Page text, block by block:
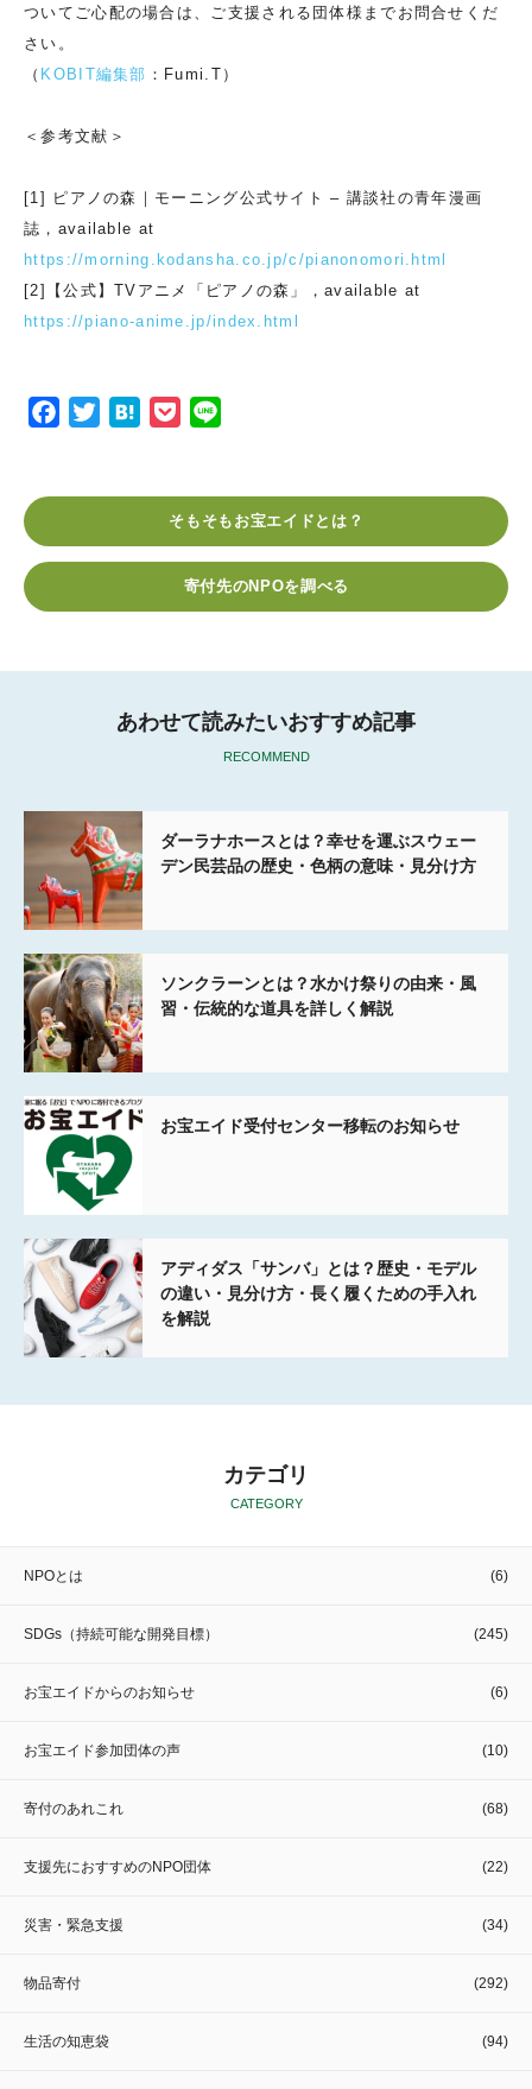
ついてご心配の場合は、ご支援される団体様までお問合せくだ
さい。
（ KOBIT編集部 ：Fumi.T）
＜参考文献＞
[1] ピアノの森｜モーニング公式サイト – 講談社の青年漫画
誌，available at
https://morning.kodansha.co.jp/c/pianonomori.html
[2]【公式】TVアニメ「ピアノの森」，available at
https://piano-anime.jp/index.html
o
e
a
t
そもそもお宝エイドとは？
寄付先のNPOを調べる
あわせて読みたいおすすめ記事
RECOMMEND
ダーラナホースとは？幸せを運ぶスウェー
デン民芸品の歴史・色柄の意味・見分け方
ソンクラーンとは？水かけ祭りの由来・風
習・伝統的な道具を詳しく解説
お宝エイド受付センター移転のお知らせ
アディダス「サンバ」とは？歴史・モデル
の違い・見分け方・長く履くための手入れ
を解説
カテゴリ
CATEGORY
NPOとは (6)
SDGs（持続可能な開発目標） (245)
お宝エイドからのお知らせ (6)
お宝エイド参加団体の声 (10)
寄付のあれこれ (68)
支援先におすすめのNPO団体 (22)
災害・緊急支援 (34)
物品寄付 (292)
生活の知恵袋 (94)